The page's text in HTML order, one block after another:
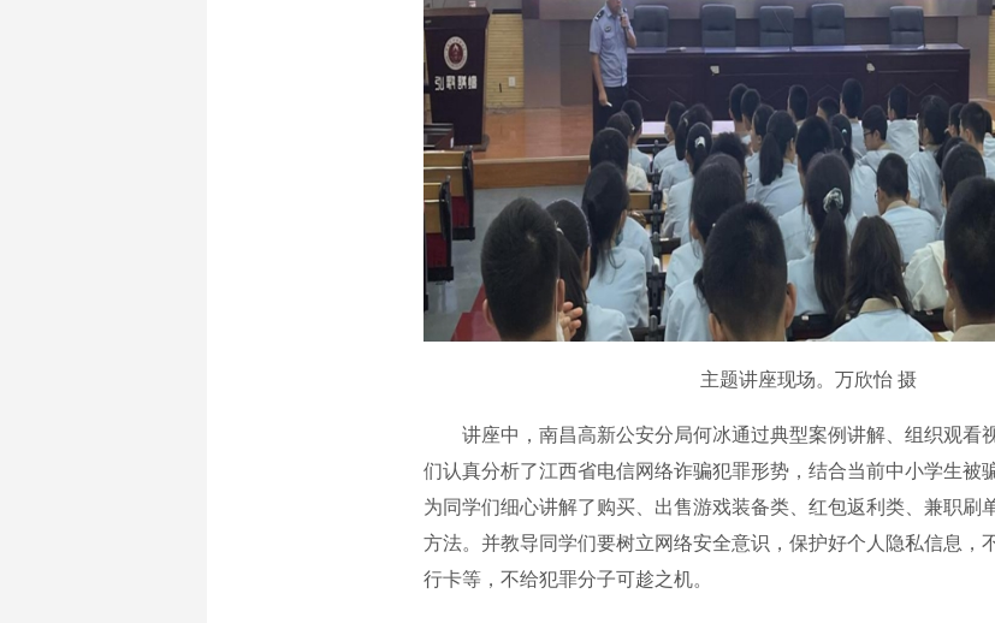
主题讲座现场。万欣怡 摄
讲座中，南昌高新公安分局何冰通过典型案例讲解、组织观看
们认真分析了江西省电信网络诈骗犯罪形势，结合当前中小学生被
为同学们细心讲解了购买、出售游戏装备类、红包返利类、兼职刷
方法。并教导同学们要树立网络安全意识，保护好个人隐私信息，
行卡等，不给犯罪分子可趁之机。